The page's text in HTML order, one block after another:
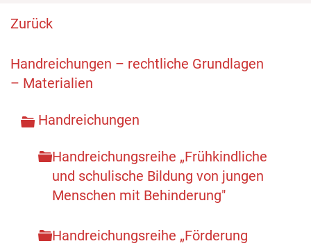
Zurück
Handreichungen – rechtliche Grundlagen
– Materialien
Handreichungen
Handreichungsreihe „Frühkindliche
und schulische Bildung von jungen
Menschen mit Behinderung"
Handreichungsreihe „Förderung